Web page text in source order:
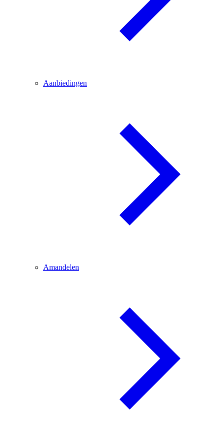
Aanbiedingen
Amandelen